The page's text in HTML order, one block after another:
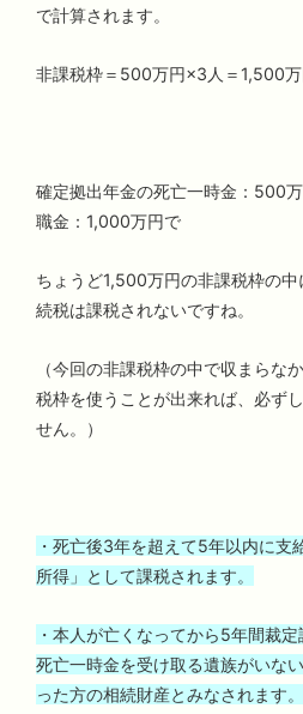
で計算されます。
非課税枠＝500万円×3人＝1,500
確定拠出年金の死亡一時金：
職金：1,000万円で
ちょうど1,500万円の非課税枠の
続税は課税されないですね。
（今回の非課税枠の中で収まらな
税枠を使うことが出来れば、必ず
せん。）
・死亡後3年を超えて5年以内に支
所得」として課税されます。
・本人が亡くなってから5年間裁
死亡一時金を受け取る遺族がいな
った方の相続財産とみなされます。